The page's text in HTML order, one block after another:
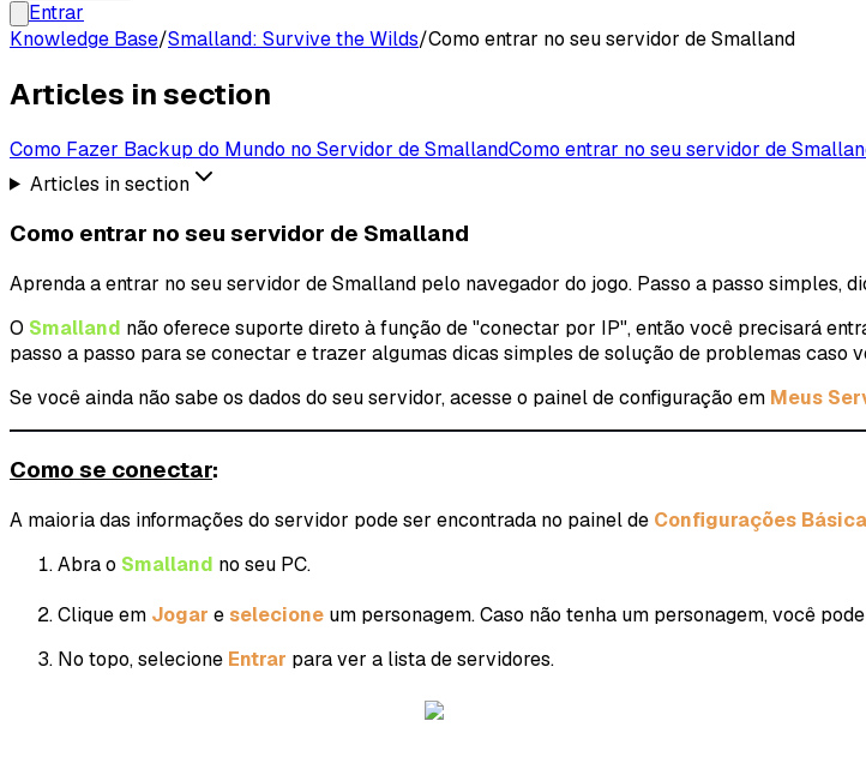
Entrar
Knowledge Base/Smalland: Survive the Wilds/Como entrar no seu servidor de Smalland
Articles in section
Como Fazer Backup do Mundo no Servidor de SmallandComo entrar no seu servidor de
Articles in section
Como entrar no seu servidor de Smalland
Aprenda a entrar no seu servidor de Smalland pelo navegador do jogo. Passo a passo simples,
O Smalland não oferece suporte direto à função de "conectar por IP", então você precisará
passo a passo para se conectar e trazer algumas dicas simples de solução de problemas caso
Se você ainda não sabe os dados do seu servidor, acesse o painel de configuração em Meus
Como se conectar:
A maioria das informações do servidor pode ser encontrada no painel de Configurações
Abra o Smalland no seu PC.
Clique em Jogar eselecione um personagem. Caso não tenha um personagem, você
No topo, selecione Entrar para ver a lista de servidores.